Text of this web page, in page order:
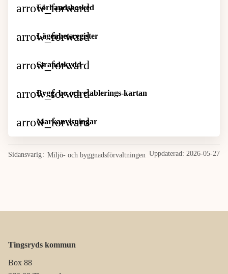
Förhandsbesked
Lägenhetsregister
Strandskydd
Bygg, bo och etablerings-kartan
Markanvisningar
Miljö- och byggnadsförvaltningen
Sidansvarig Uppdaterad: 2026-05-27
Tingsryds kommun
Box 88